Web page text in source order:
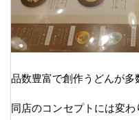
品数豊富で創作うどんが多
同店のコンセプトには変